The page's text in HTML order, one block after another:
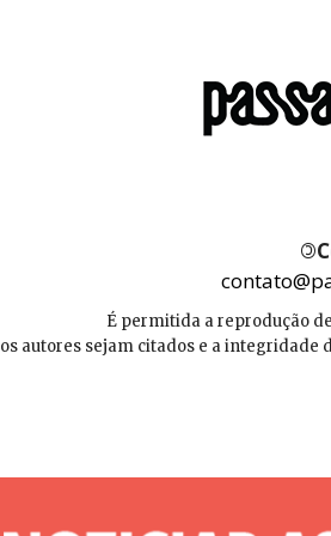
©
É permitida a reprodução
os autores sejam citados e a integridade